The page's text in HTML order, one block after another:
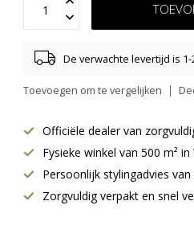
De verwachte levertijd is
Toevoegen om te vergelijken
Officiële dealer van
Fysieke winkel van 500 m²
Persoonlijk stylingadvies
Zorgvuldig verpakt en snel